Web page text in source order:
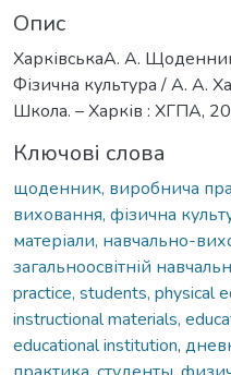
Опис
ХарківськаА. А.
Фізична культура / А. А.
Школа. – Харків : ХГПА,
Ключові слова
щоденник, виробнича
виховання, фізична
матеріали, навчально-
загальноосвітній
practice, students, physical
instructional materials,
educational institution,